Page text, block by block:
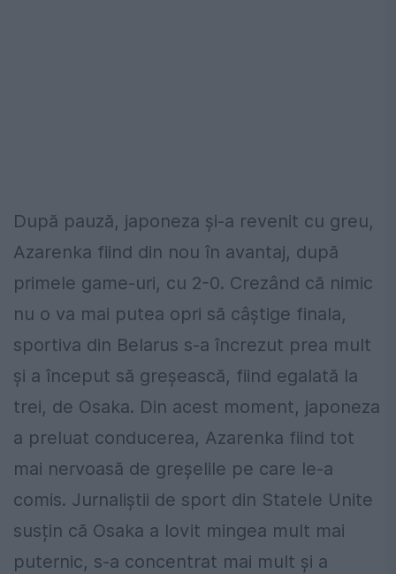
După pauză, japoneza și-a revenit cu greu,
Azarenka fiind din nou în avantaj, după
primele game-uri, cu 2-0. Crezând că nimic
nu o va mai putea opri să câștige finala,
sportiva din Belarus s-a încrezut prea mult
și a început să greșească, fiind egalată la
trei, de Osaka. Din acest moment, japoneza
a preluat conducerea, Azarenka fiind tot
mai nervoasă de greșelile pe care le-a
comis. Jurnaliștii de sport din Statele Unite
susțin că Osaka a lovit mingea mult mai
puternic, s-a concentrat mai mult și a